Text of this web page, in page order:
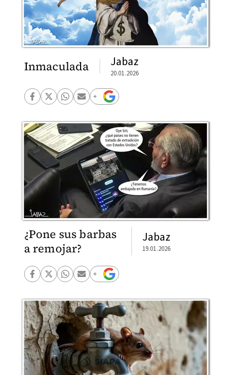
Inmaculada Jabaz
20.01.2026
¿Pone sus barbas
a remojar?
Jabaz
19.01.2026